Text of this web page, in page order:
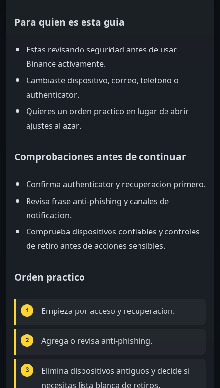
Para quien es esta guia
Estas revisando seguridad antes de usar
Binance activamente.
Cambiaste dispositivo, correo, telefono o
authenticator.
Quieres un orden practico en lugar de abrir
ajustes al azar.
Comprobaciones antes de continuar
Confirma authenticator y recuperacion primero.
Revisa frase anti-phishing y canales de
notificacion.
Comprueba dispositivos confiables y controles
de retiro antes de acciones sensibles.
Orden practico
Empieza por acceso y recuperacion.
Agrega o revisa anti-phishing.
Elimina dispositivos antiguos y decide si